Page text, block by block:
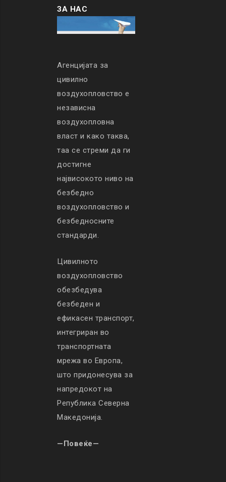
ЗА НАС
Агенцијата за
цивилно
воздухопловство е
независна
воздухопловна
власт и како таква,
таа се стреми да ги
достигне
највисокото ниво на
безбедно
воздухопловство и
безбедносните
стандарди.
Цивилното
воздухопловство
обезбедува
безбеден и
ефикасен транспорт,
интегриран во
транспортната
мрежа во Европа,
што придонесува за
напредокот на
Република Северна
Македонија.
—Повеќе—